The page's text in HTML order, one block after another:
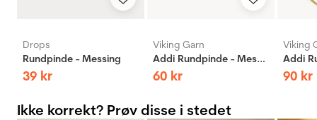
Drops
Rundpinde - Messing
39 kr
Viking Garn
Addi Rundpinde - Messing
60 kr
Viking
90 kr
Ikke korrekt? Prøv disse i stedet